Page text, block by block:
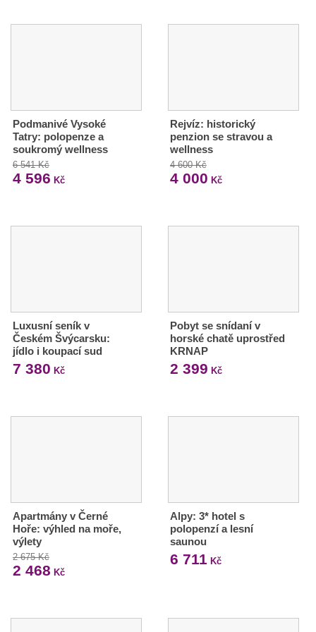
Podmanivé Vysoké
Tatry: polopenze a
soukromý wellness
6 541 Kč
4 596 Kč
Rejvíz: historický
penzion se stravou a
wellness
4 600 Kč
4 000 Kč
Luxusní seník v
Českém Švýcarsku:
jídlo i koupací sud
7 380 Kč
Pobyt se snídaní v
horské chatě uprostřed
KRNAP
2 399 Kč
Apartmány v Černé
Hoře: výhled na moře,
výlety
2 675 Kč
2 468 Kč
Alpy: 3* hotel s
polopenzí a lesní
saunou
6 711 Kč